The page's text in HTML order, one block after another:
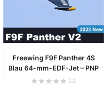
Freewing F9F Panther 4S
Blau 64-mm-EDF-Jet – PNP
(0)